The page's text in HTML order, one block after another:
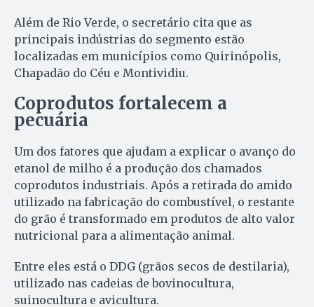
Além de Rio Verde, o secretário cita que as
principais indústrias do segmento estão
localizadas em municípios como Quirinópolis,
Chapadão do Céu e Montividiu.
Coprodutos fortalecem a
pecuária
Um dos fatores que ajudam a explicar o avanço do
etanol de milho é a produção dos chamados
coprodutos industriais. Após a retirada do amido
utilizado na fabricação do combustível, o restante
do grão é transformado em produtos de alto valor
nutricional para a alimentação animal.
Entre eles está o DDG (grãos secos de destilaria),
utilizado nas cadeias de bovinocultura,
suinocultura e avicultura.